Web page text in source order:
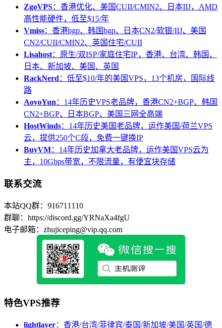
ZgoVPS：香港优化、美国CUII/CMIN2、日本IIJ，AMD
高性能硬件，低至$15/年
Vmiss：香港bgp、韩国bgp、日本CN2/软银/IIJ、美国
CN2/CUII/CMIN2、英国住宅/CUII
Lisahost：原生/双ISP/家庭住宅IP，香港、台湾、韩国、
日本、新加坡、美国、英国
RackNerd ：低至$10/年的美国VPS，13个机房，国际线
路
AoyoYun ：14年历史VPS老品牌，香港CN2+BGP、韩国
CN2+BGP、日本BGP、美国三网全高端
HostWinds：14年历史美国老品牌，运作美国/荷兰VPS
云，提供250个C段，免费一键换IP
BuyVM：14年历史加拿大老品牌，运作美国VPS云为
主，10Gbps带宽，不限流量，有便宜块存储
联系交流
本站QQ群：916711110
群聊：https://discord.gg/YRNaXa4fgU
电子邮箱：zhujiceping@vip.qq.com
特色VPS推荐
lightlayer：香港/台湾/菲律宾/泰国/新加坡/美国/英国/德